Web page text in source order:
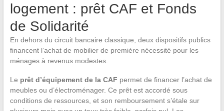
logement : prêt CAF et Fonds
de Solidarité
En dehors du circuit bancaire classique, deux dispositifs publics
financent l’achat de mobilier de première nécessité pour les
ménages à revenus modestes.
Le prêt d’équipement de la CAF permet de financer l’achat de
meubles ou d’électroménager. Ce prêt est accordé sous
conditions de ressources, et son remboursement s’étale sur